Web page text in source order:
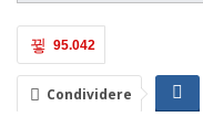
95.042
Condividere